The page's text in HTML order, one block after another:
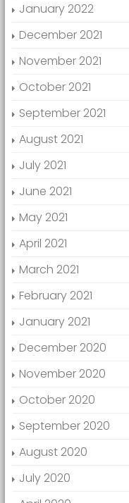
January 2022
December 2021
November 2021
October 2021
September 2021
August 2021
July 2021
June 2021
May 2021
April 2021
March 2021
February 2021
January 2021
December 2020
November 2020
October 2020
September 2020
August 2020
July 2020